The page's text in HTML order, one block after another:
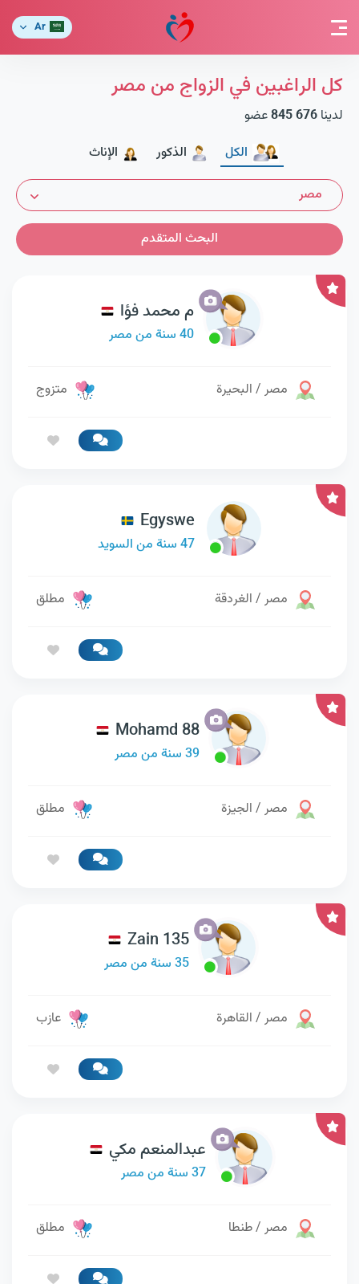
Ar
كل الراغبين في الزواج من مصر
لدينا 845 676عضو
الكل
الذكور الإناث
مصر
البحث المتقدم
م محمد فؤا
40 سنة من مصر
مصر / البحيرة متزوج
Egyswe
47 سنة من السويد
مصر / الغردقة مطلق
Mohamd 88
39 سنة من مصر
مصر / الجيزة مطلق
Zain 135
35 سنة من مصر
مصر / القاهرة عازب
عبدالمنعم مكي
37 سنة من مصر
مصر / طنطا مطلق